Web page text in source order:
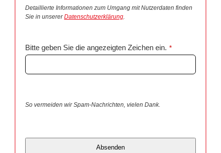
Detaillierte Informationen zum Umgang mit Nutzerdaten finden
Sie in unsererDatenschutzerklärung.
Bitte geben Sie die angezeigten Zeichen ein. *
So vermeiden wir Spam-Nachrichten, vielen Dank.
Absenden